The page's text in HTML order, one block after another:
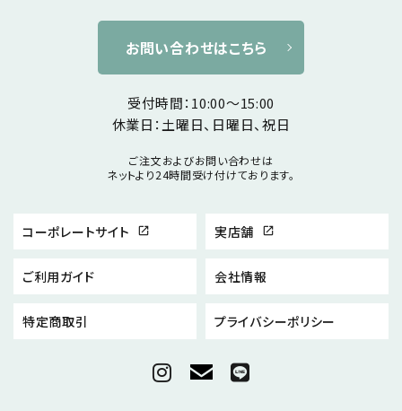
お問い合わせはこちら
受付時間：10:00～15:00
休業日：土曜日、日曜日、祝日
ご注文およびお問い合わせは
ネットより24時間受け付けております。
コーポレートサイト open_in_new 実店舗 open_in_new
ご利用ガイド 会社情報
特定商取引 プライバシーポリシー